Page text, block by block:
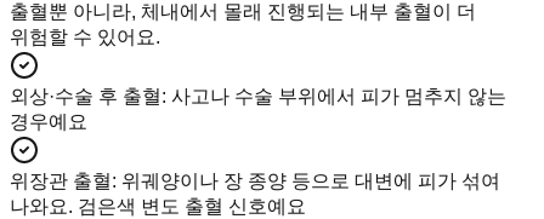
출혈뿐 아니라, 체내에서 몰래 진행되는 내부 출혈이 더
위험할 수 있어요.
외상·수술 후 출혈: 사고나 수술 부위에서 피가 멈추지 않는
경우예요
위장관 출혈: 위궤양이나 장 종양 등으로 대변에 피가 섞여
나와요. 검은색 변도 출혈 신호예요